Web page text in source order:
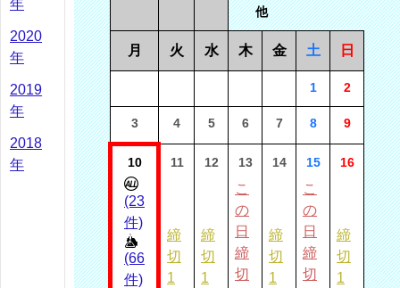
年
2020
年
2019
年
2018
年
他
月 火 水 木 金 土 日
1 2
3 4 5 6 7 8 9
10
(23
件)
(66
件)
11
締
切
1
12
締
切
1
13
こ
の
日
締
切
14
締
切
1
15
こ
の
日
締
切
16
締
切
1